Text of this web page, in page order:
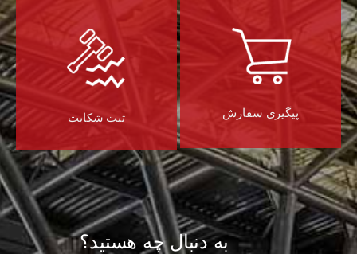
پیگیری سفارش ثبت شکایت
به دنبال چه هستید؟